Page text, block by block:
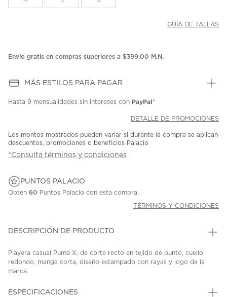
GUÍA DE TALLAS
Envío gratis en compras superiores a $399.00 M.N.
MÁS ESTILOS PARA PAGAR
Hasta 9 mensualidades sin intereses con PayPal*
DETALLE DE PROMOCIONES
Los montos mostrados pueden variar si durante la compra se aplican
descuentos, promociones o beneficios Palacio
*Consulta términos y condiciones
PUNTOS PALACIO
Obtén 60 Puntos Palacio con esta compra.
TÉRMINOS Y CONDICIONES
DESCRIPCIÓN DE PRODUCTO
Playera casual Puma X, de corte recto en tejido de punto, cuello
redondo, manga corta, diseño estampado con rayas y logo de la
marca.
ESPECIFICACIONES